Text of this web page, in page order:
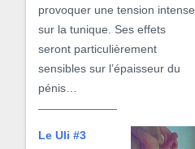
provoquer une tension intense
sur la tunique. Ses effets
seront particulièrement
sensibles sur l’épaisseur du
pénis…
Le Uli #3